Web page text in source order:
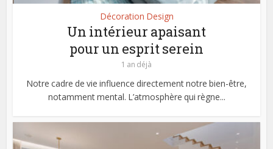
Décoration Design
Un intérieur apaisant
pour un esprit serein
1 an déjà
Notre cadre de vie influence directement notre bien-être,
notamment mental. L’atmosphère qui règne...